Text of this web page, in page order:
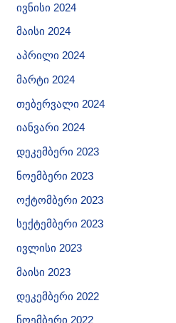
ივნისი 2024
მაისი 2024
აპრილი 2024
მარტი 2024
თებერვალი 2024
იანვარი 2024
დეკემბერი 2023
ნოემბერი 2023
ოქტომბერი 2023
სექტემბერი 2023
ივლისი 2023
მაისი 2023
დეკემბერი 2022
ნოემბერი 2022